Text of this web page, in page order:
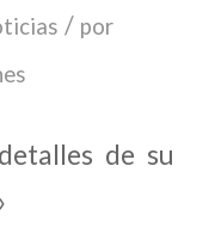
/ por
de su